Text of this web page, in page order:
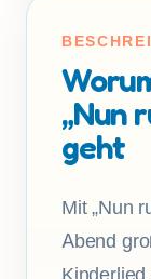
„Nun
geht
Mit „Nun
Abend